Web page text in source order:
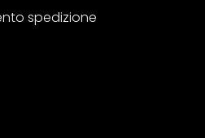
spedizione